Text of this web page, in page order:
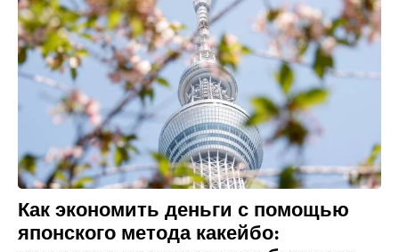
Как экономить деньги с помощью
японского метода какейбо: